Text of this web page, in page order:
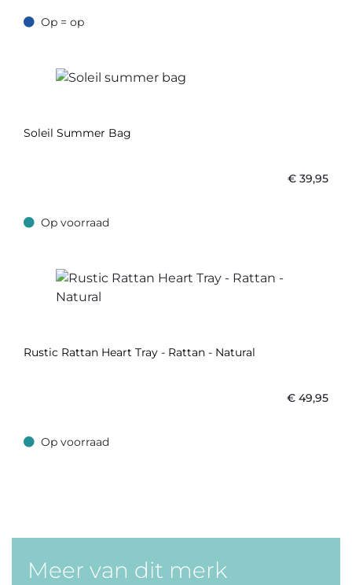
Op = op
Op = op
Soleil Summer Bag
€ 39,95
Op voorraad
Op voorraad
Rustic Rattan Heart Tray - Rattan - Natural
€ 49,95
Op voorraad
Op voorraad
Meer van dit merk